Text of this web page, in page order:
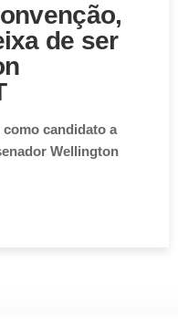
de ser
candidato a
Wellington